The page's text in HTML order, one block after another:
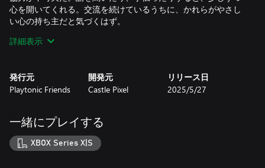
心を開いてくれる。交流を続けているうちに、かれらがやさし
い心の持ち主だと気づくはず。
強盗にはご用心！
う。
荒野で暮らすには、楽しい時も、つらい時も、頼れる仲間が必
要だ。助け合ううちに、もっと深い関係になることも…？！
恋愛対象のキャラクターは18人。さまざまなイベントをとおし
て、恋を成就させよう。
詳細表示
発行元
Playtonic Friends
開発元
Castle Pixel
リリース日
2025/5/27
一緒にプレイする
XBOX Series X|S